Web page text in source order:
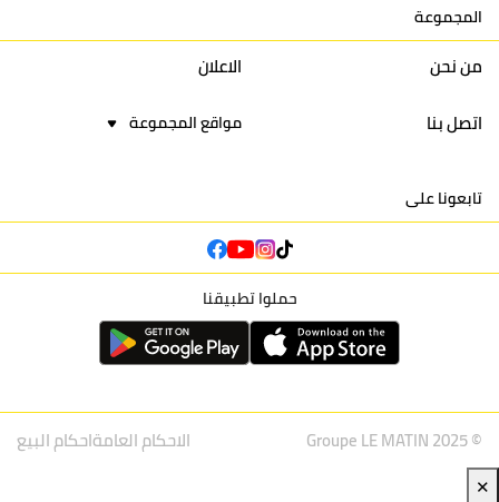
16 نادي أولمبيك آسفي 30
24
42
22
المجموعة
من نحن
الاعلان
اتصل بنا
مواقع المجموعة
تابعونا على
حملوا تطبيقنا
© Groupe LE MATIN 2025 الاحكام العامةاحكام البيع
✕